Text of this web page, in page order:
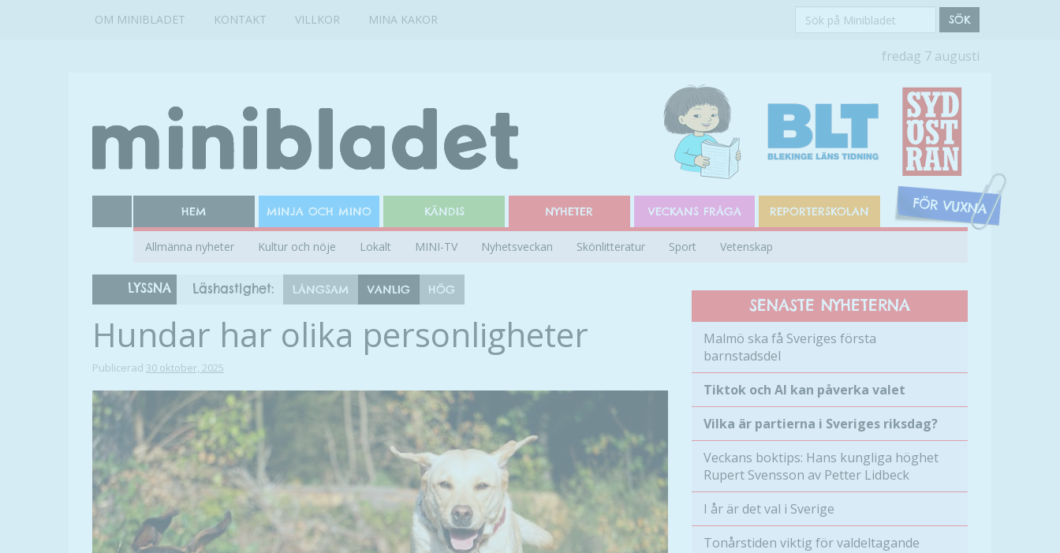
OM MINIBLADET KONTAKT VILLKOR MINA KAKOR
Sök
SÖK
fredag 7 augusti
HEM MINJA OCH MINO KÄNDIS NYHETER VECKANS FRÅGA REPORTERSKOLAN
Allmänna nyheter Kultur och nöje Lokalt MINI-TV Nyhetsveckan Skönlitteratur Sport Vetenskap
LYSSNA Läshastighet: LÅNGSAM VANLIG HÖG
Hundar har olika personligheter
Publicerad 30 oktober, 2025
SENASTE NYHETERNA
Malmö ska få Sveriges första
barnstadsdel
Tiktok och AI kan påverka valet
Vilka är partierna i Sveriges riksdag?
Veckans boktips: Hans kungliga höghet
Rupert Svensson av Petter Lidbeck
I år är det val i Sverige
Tonårstiden viktig för valdeltagande